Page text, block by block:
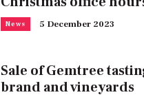
News 5 December 2023
Sale of Gemtree
brand and vineyards